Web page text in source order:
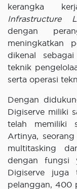
kerangka
Infrastructure
dengan
meningkatkan
dikenal
teknik
serta operasi
Dengan
Digiserve miliki
telah memiliki
Artinya,
multitasking
dengan fungsi
Digiserve
pelanggan, 400